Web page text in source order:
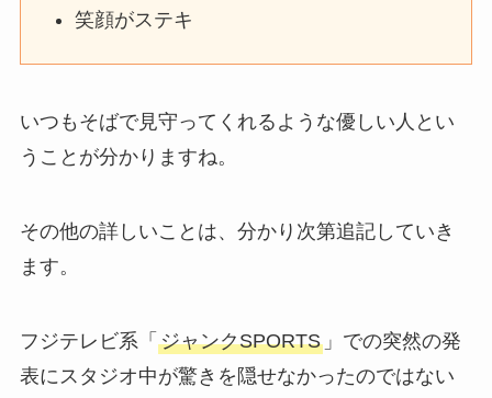
笑顔がステキ
いつもそばで見守ってくれるような優しい人とい
うことが分かりますね。
その他の詳しいことは、分かり次第追記していき
ます。
フジテレビ系「 ジャンクSPORTS」での突然の発
表にスタジオ中が驚きを隠せなかったのではない